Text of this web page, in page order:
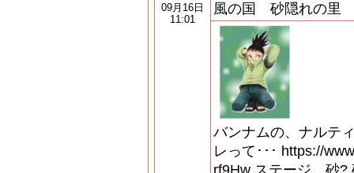
09月16日
11:01
風の国 砂隠れの里
バンナムの、ナルテ
レって･･･ https://
rf9Hw ステージ、砂?